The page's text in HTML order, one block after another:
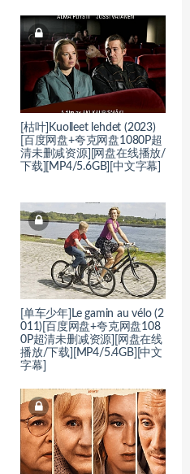
[枯叶]Kuolleet lehdet (2023)
[百度网盘+夸克网盘1080P超
清未删减资源][网盘在线播放/
下载][MP4/5.6GB][中文字幕]
[单车少年]Le gamin au vélo (2
011)[百度网盘+夸克网盘108
0P超清未删减资源][网盘在线
播放/下载][MP4/5.4GB][中文
字幕]